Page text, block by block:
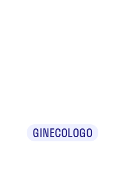
GINECOLOGO